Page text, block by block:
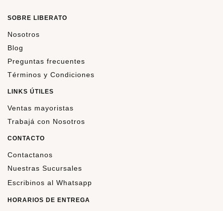
SOBRE LIBERATO
Nosotros
Blog
Preguntas frecuentes
Términos y Condiciones
LINKS ÚTILES
Ventas mayoristas
Trabajá con Nosotros
CONTACTO
Contactanos
Nuestras Sucursales
Escribinos al Whatsapp
HORARIOS DE ENTREGA